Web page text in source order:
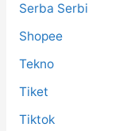
Serba Serbi
Shopee
Tekno
Tiket
Tiktok